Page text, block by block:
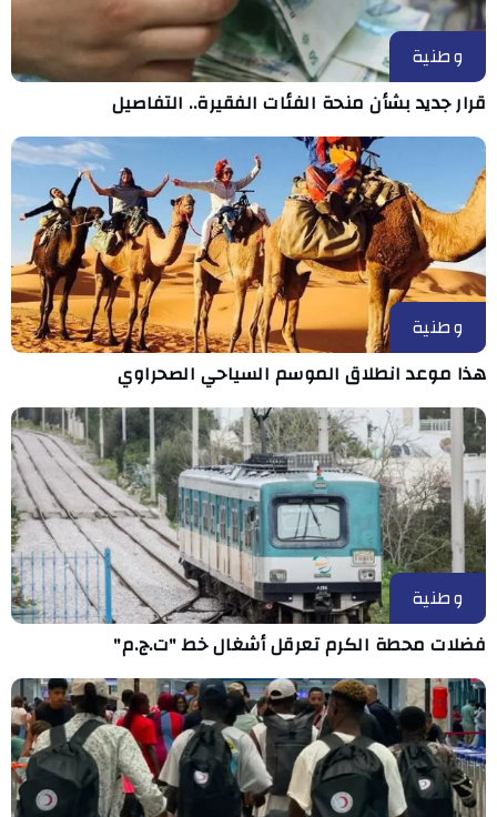
وطنية
قرار جديد بشأن منحة الفئات الفقيرة.. التفاصيل
وطنية
هذا موعد انطلاق الموسم السياحي الصحراوي
وطنية
فضلات محطة الكرم تعرقل أشغال خط "ت.ج.م"